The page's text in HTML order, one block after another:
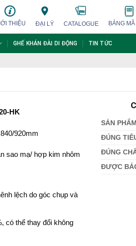
THIỆU ĐẠI LÝ CATALOGUE BẢNG
GHẾ KHÁN ĐÀI DI ĐỘNG TIN TỨC
HK
920mm
sao mạ/ hợp kim nhôm
lệch do góc chụp và
có thể thay đổi không
SẢN
ĐÚNG
ĐÚNG
ĐƯỢC